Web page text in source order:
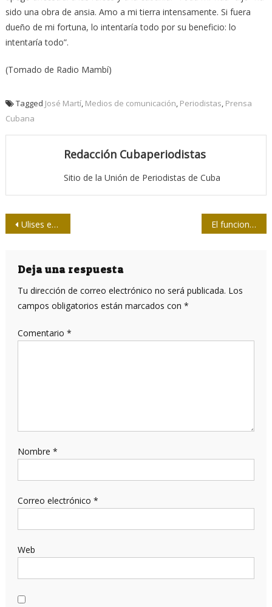
sido una obra de ansia. Amo a mi tierra intensamente. Si fuera
dueño de mi fortuna, lo intentaría todo por su beneficio: lo
intentaría todo”.
(Tomado de Radio Mambí)
Tagged José Martí, Medios de comunicación, Periodistas, Prensa
Cubana
Redacción Cubaperiodistas
Sitio de la Unión de Periodistas de Cuba
Navegación
entradas
Ulises en mi memoria El funcionamiento de la UPEC a debate en delegaciones santiagueras
Deja una respuesta
Tu dirección de correo electrónico no será publicada. Los
campos obligatorios están marcados con *
Comentario *
Nombre *
Correo electrónico *
Web